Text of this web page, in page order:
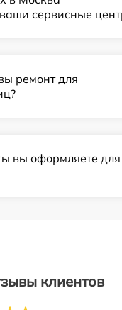
сервисные
ремонт для
вы оформляете для
клиентов